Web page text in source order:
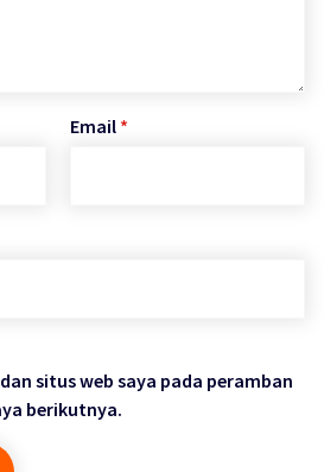
Email *
situs web saya pada peramban
berikutnya.